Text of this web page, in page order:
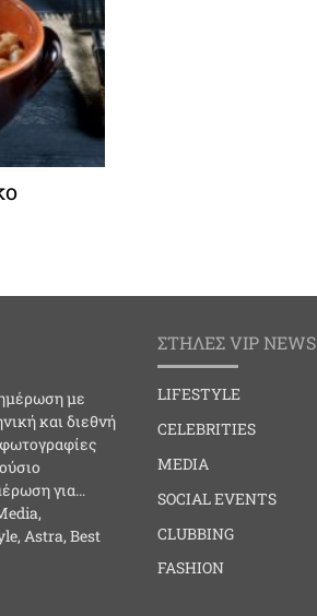
με
και διεθνή
για…
Astra, Best
ΣΤΗΛΕΣ VIP NEWS
LIFESTYLE
CELEBRITIES
MEDIA
SOCIAL EVENTS
CLUBBING
FASHION